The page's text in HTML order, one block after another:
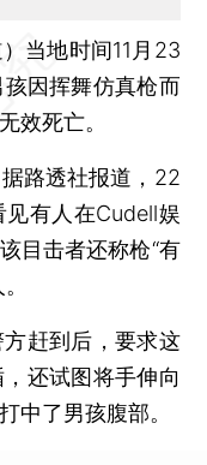
当地时间11月23
因挥舞仿真枪而
效死亡。
路透社报道，22
有人在Cudell娱
目击者还称枪“有
赶到后，要求这
还试图将手伸向
中了男孩腹部。